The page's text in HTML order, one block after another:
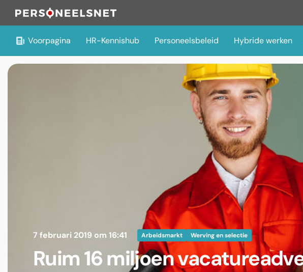
Voorpagina HR-Kennishub Personeelsbeleid Hybride werken
7 februari 2019 om 16:41 Arbeidsmarkt Werving en selectie
Ruim 16 miljoen